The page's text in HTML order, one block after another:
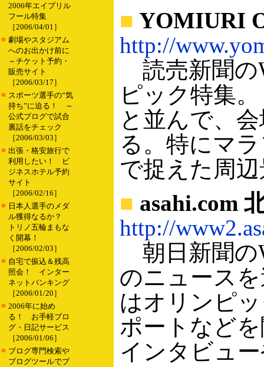
2006年エイプリル
フール特集
［2006/04/01］
■ 劇場やスタジアム
へのお出かけ前に
～チケット予約・
販売サイト
［2006/03/17］
■ スポーツ選手の“気
持ち”に迫る！ ～
公式ブログで試合
裏話をチェック
［2006/03/03］
■ 出張・格安旅行で
利用したい！ ビ
ジネスホテル予約
サイト
［2006/02/16］
■ 日本人選手のメダ
ル獲得なるか？
トリノ五輪まもな
く開幕！
［2006/02/03］
■ 自宅で振込＆残高
照会！ インター
ネットバンキング
［2006/01/20］
■ 2006年に始め
る！ お手軽ブロ
グ・日記サービス
［2006/01/06］
■ ブログ専門検索や
ブログツールでブ
■ YOMIURI
http://
読売新聞の
ピック特集
と並んで、
る。特にマ
で捉えた周
■ asahi.com
http://
朝日新聞の
のニュース
はオリンピ
ポートなど
インタビュ